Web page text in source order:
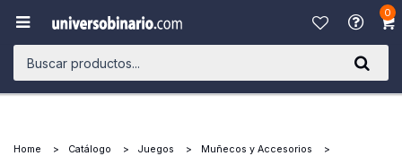
0

Home Catálogo Juegos
Muñecos y Accesorios